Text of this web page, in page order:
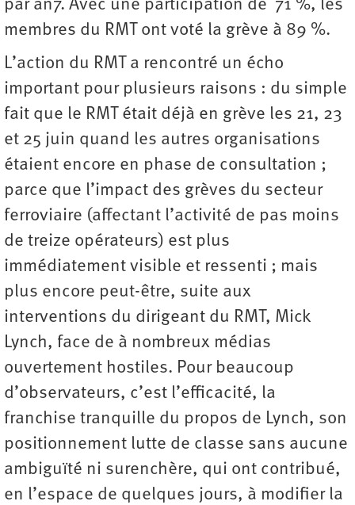
par an7. Avec une participation de 71 %, les
membres du RMT ont voté la grève à 89 %.
L’action du RMT a rencontré un écho
important pour plusieurs raisons : du simple
fait que le RMT était déjà en grève les 21, 23
et 25 juin quand les autres organisations
étaient encore en phase de consultation ;
parce que l’impact des grèves du secteur
ferroviaire (affectant l’activité de pas moins
de treize opérateurs) est plus
immédiatement visible et ressenti ; mais
plus encore peut-être, suite aux
interventions du dirigeant du RMT, Mick
Lynch, face de à nombreux médias
ouvertement hostiles. Pour beaucoup
d’observateurs, c’est l’efficacité, la
franchise tranquille du propos de Lynch, son
positionnement lutte de classe sans aucune
ambiguïté ni surenchère, qui ont contribué,
en l’espace de quelques jours, à modifier la